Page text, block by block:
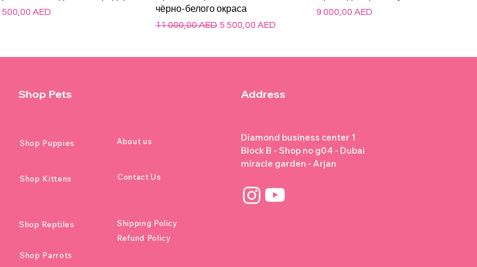
500,00 AED
чёрно-белого окраса
Обычная цена
11 000,00 AED Цена со скидкой
5 500,00 AED
Цена
9 000,00 AED
Shop Pets Address
Shop Puppies
Shop Kittens Contact Us
Shop Reptiles Shipping Policy
Diamond business center 1
Block B - Shop no g04 - Dubai
miracle garden - Arjan
Shop Parrots
Refund Policy
About us